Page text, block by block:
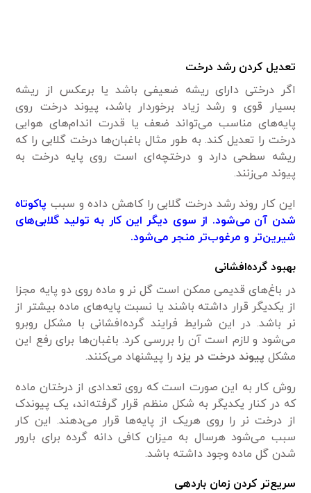
تعدیل کردن رشد درخت
اگر درختی دارای ریشه ضعیفی باشد یا برعکس از ریشه
بسیار قوی و رشد زیاد برخوردار باشد، پیوند درخت روی
پایه‌های مناسب می‌تواند ضعف یا قدرت اندام‌های هوایی
درخت را تعدیل کند. به طور مثال باغبان‌ها درخت گلابی را که
ریشه سطحی دارد و درختچه‌ای است روی پایه درخت به
پیوند می‌زنند.
این کار روند رشد درخت گلابی را کاهش داده و سبب پاکوتاه
شدن آن می‌شود. از سوی دیگر این کار به تولید گلابی‌های
شیرین‌تر و مرغوب‌تر منجر می‌شود.
بهبود گرده‌افشانی
در باغ‌های قدیمی‌ ممکن است گل نر و ماده روی دو پایه مجزا
از یکدیگر قرار داشته باشند یا نسبت پایه‌های ماده بیشتر از
نر باشد. در این شرایط فرایند گرده‌افشانی با مشکل روبرو
می‌شود و لازم است آن را بررسی کرد. باغبان‌ها برای رفع این
مشکل پیوند درخت در یزد را پیشنهاد می‌کنند.
روش کار به این صورت است که روی تعدادی از درختان ماده
که در کنار یکدیگر به شکل منظم قرار گرفته‌اند، یک پیوندک
از درخت نر را روی هریک از پایه‌ها قرار می‌دهند. این کار
سبب می‌شود هرسال به میزان کافی دانه گرده برای بارور
شدن گل ماده وجود داشته باشد.
سریع‌تر کردن زمان باردهی